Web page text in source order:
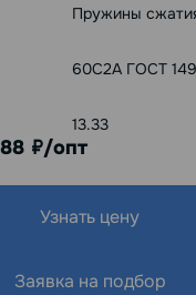
Пружины
60С2А ГОСТ
13.33
руб./опт
Узнать цену
Заявка на подбор